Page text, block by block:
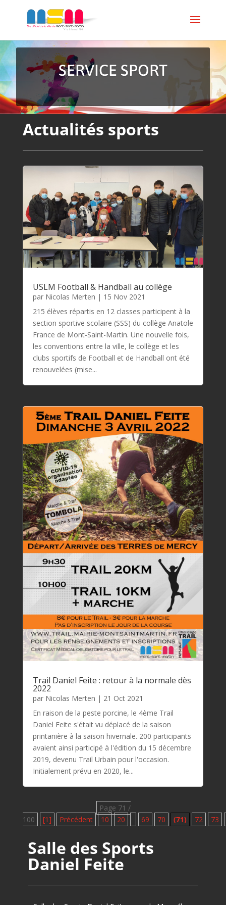
SERVICE SPORT
Actualités sports
USLM Football & Handball au collège
par Nicolas Merten | 15 Nov 2021
215 élèves répartis en 12 classes participent à la
section sportive scolaire (SSS) du collège Anatole
France de Mont-Saint-Martin. Une nouvelle fois,
les conventions entre la ville, le collège et les
clubs sportifs de Football et de Handball ont été
renouvelées (mise...
Trail Daniel Feite : retour à la normale dès
2022
par Nicolas Merten | 21 Oct 2021
En raison de la peste porcine, le 4ème Trail
Daniel Feite s'était vu déplacé de la saison
printanière à la saison hivernale. 200 participants
avaient ainsi participé à l'édition du 15 décembre
2019, devenu Trail Urbain pour l'occasion.
Initialement prévu en 2020, le...
Page 71 /
100
[1] Précédent 10 20 69 70 (71) 72 73
Salle des Sports
Daniel Feite